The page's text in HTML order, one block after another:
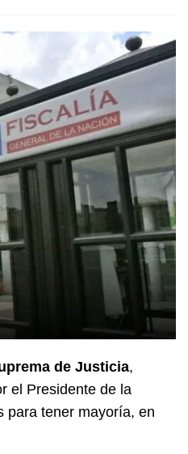
en el mundo LO
de Justicia,
el Presidente de la
para tener mayoría, en